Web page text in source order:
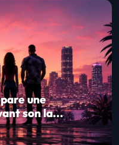
une
son la...